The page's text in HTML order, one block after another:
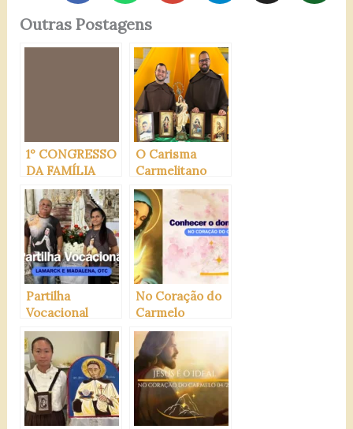
Outras Postagens
1º CONGRESSO
DA FAMÍLIA
CARMELITANA
DO BRASIL EM
APARECIDA-SP
O Carisma
Carmelitano
Partilha
Vocacional
(Lamarck e
Madalena, OTC)
No Coração do
Carmelo
(Maio/2024)